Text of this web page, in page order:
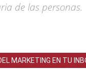
de las personas.
MARKETING EN TU